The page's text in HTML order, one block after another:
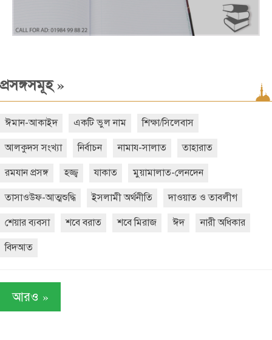
প্রসঙ্গসমূহ»
ঈমান-আকাইদ একটি ভুল নাম শিক্ষা/সিলেবাস
আলকুদস সংখ্যা নির্বাচন নামায-সালাত তাহারাত
রমযান প্রসঙ্গ হজ্জ্ব যাকাত মুয়ামালাত-লেনদেন
তাসাওউফ-আত্মশুদ্ধি ইসলামী অর্থনীতি দাওয়াত ও তাবলীগ
শেয়ার ব্যবসা শবে বরাত শবে মিরাজ ঈদ নারী অধিকার
বিদআত
আরও »